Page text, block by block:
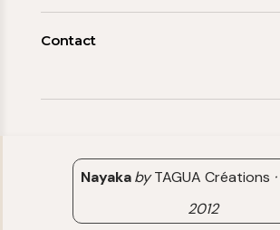
Mon compte
Contact
Nayaka byTAGUA Créations ·
2012